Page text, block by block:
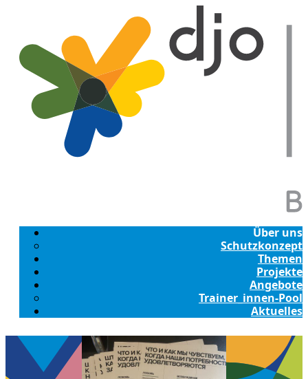
Über uns
Schutzkonzept
Themen
Projekte
Angebote
Trainer_innen-Pool
Aktuelles